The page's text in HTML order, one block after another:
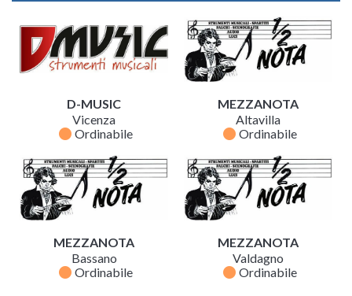
D-MUSIC
Vicenza
fiber_manual_record Ordinabile
MEZZANOTA
Altavilla
fiber_manual_record Ordinabile
MEZZANOTA
Bassano
fiber_manual_record Ordinabile
MEZZANOTA
Valdagno
fiber_manual_record Ordinabile